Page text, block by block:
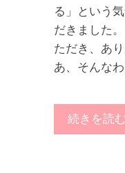
る」という
だきました
ただき、あ
あ、そんな
続きを読む